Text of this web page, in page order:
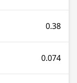
0.38
0.074